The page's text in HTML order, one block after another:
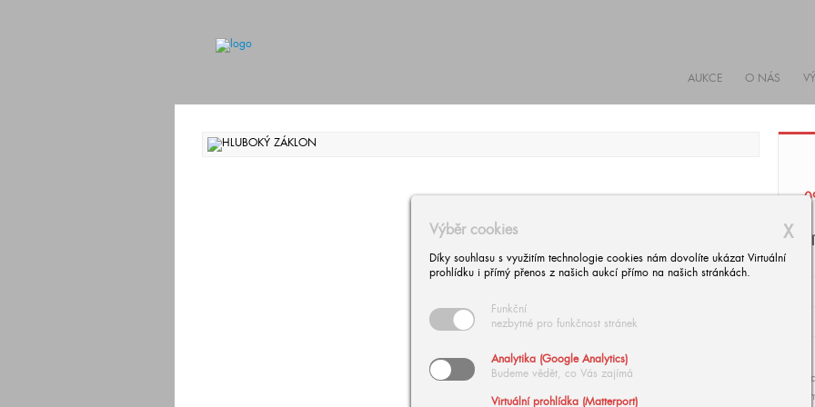
AUKCE O NÁS
X
Výběr cookies
Díky souhlasu s využitím technologie cookies nám dovolíte ukázat Virtuální
prohlídku i přímý přenos z našich aukcí přímo na našich stránkách.
Funkční
nezbytné pro funkčnost stránek
Analytika (Google Analytics)
Budeme vědět, co Vás zajímá
Virtuální prohlídka (Matterport)